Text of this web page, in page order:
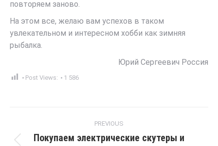
повторяем заново.
На этом все, желаю вам успехов в таком
увлекательном и интересном хобби как зимняя
рыбалка.
Юрий Сергеевич Россия
Post Views: 1 586
navigation
PREVIOUS
Покупаем электрические скутеры и